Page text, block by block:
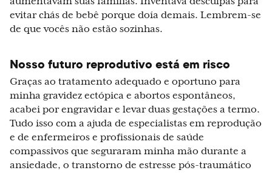
evitar chás de bebê porque doía demais. Lembrem-se
de que vocês não estão sozinhas.
Nosso futuro reprodutivo está em risco
Graças ao tratamento adequado e oportuno para
minha gravidez ectópica e abortos espontâneos,
acabei por engravidar e levar duas gestações a termo.
Tudo isso com a ajuda de especialistas em reprodução
e de enfermeiros e profissionais de saúde
compassivos que seguraram minha mão durante a
ansiedade, o transtorno de estresse pós-traumático